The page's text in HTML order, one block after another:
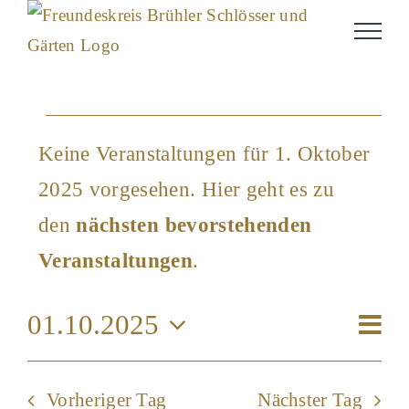
Skip
für
1.
Oktober
Hinweis
Keine Veranstaltungen für 1. Oktober
2025 vorgesehen. Hier geht es zu
dennächsten bevorstehenden
Veranstaltungen.
Tag
01.10.2025
Datum
wählen.
Vorheriger Tag Nächster Tag